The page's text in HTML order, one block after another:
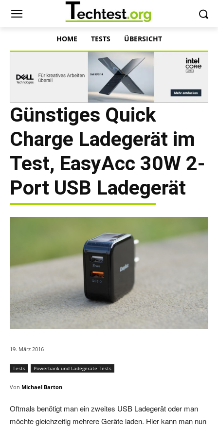
HOME TESTS ÜBERSICHT
Günstiges Quick
Charge Ladegerät im
Test, EasyAcc 30W 2-
Port USB Ladegerät
19. März 2016
Tests Powerbank und Ladegeräte Tests
Von Michael Barton
Oftmals benötigt man ein zweites USB Ladegerät oder man
möchte gleichzeitig mehrere Geräte laden. Hier kann man nun